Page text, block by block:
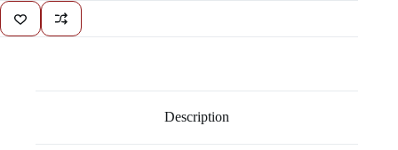
Description